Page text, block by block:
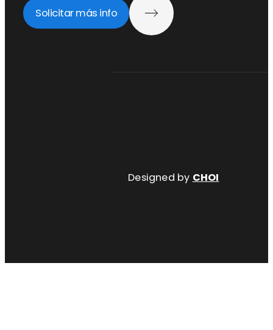
Solicitar más info
Designed by CHOI